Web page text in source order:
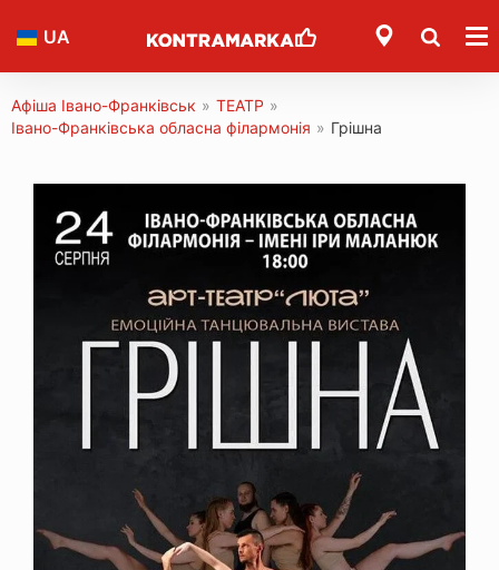
UA
Афіша Івано-Франківськ » ТЕАТР »
Івано-Франківська обласна філармонія » Грішна